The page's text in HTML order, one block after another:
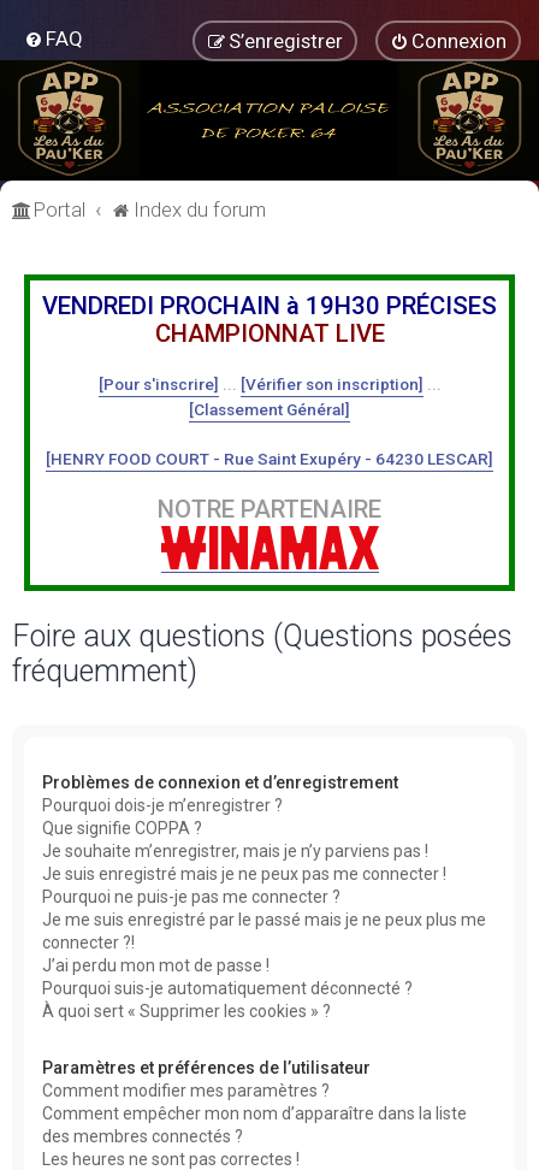
FAQ Connexion
S’enregistrer
Portal Index du forum
VENDREDI PROCHAIN à 19H30 PRÉCISES
CHAMPIONNAT LIVE
[Pour s'inscrire] [Vérifier son inscription]
[Classement Général]
[HENRY FOOD COURT - Rue Saint Exupéry - 64230 LESCAR]
NOTRE PARTENAIRE
Foire aux questions (Questions posées
fréquemment)
Problèmes de connexion et d’enregistrement
Pourquoi dois-je m’enregistrer ?
Que signifie COPPA ?
Je souhaite m’enregistrer, mais je n’y parviens pas !
Je suis enregistré mais je ne peux pas me connecter !
Pourquoi ne puis-je pas me connecter ?
Je me suis enregistré par le passé mais je ne peux plus me
connecter ?!
J’ai perdu mon mot de passe !
Pourquoi suis-je automatiquement déconnecté ?
À quoi sert « Supprimer les cookies » ?
Paramètres et préférences de l’utilisateur
Comment modifier mes paramètres ?
Comment empêcher mon nom d’apparaître dans la liste
des membres connectés ?
Les heures ne sont pas correctes !